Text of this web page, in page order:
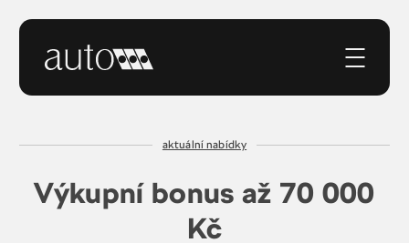
aktuální nabídky
Výkupní bonus až 70 000
Kč